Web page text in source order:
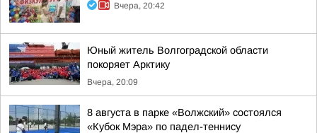
Вчера, 20:42
Юный житель Волгоградской области
покоряет Арктику
Вчера, 20:09
8 августа в парке «Волжский» состоялся
«Кубок Мэра» по падел-теннису